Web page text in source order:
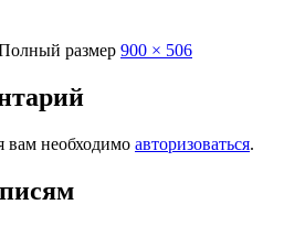
размер 900 × 506
вам необходимо авторизоваться.